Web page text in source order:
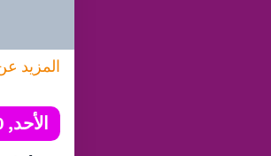
المزيد
الأحد, 20. سبتمبر